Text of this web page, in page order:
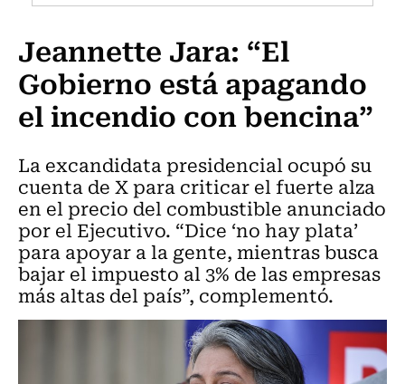
Programas Radio y TV Usach
Jeannette Jara: “El
Gobierno está apagando
el incendio con bencina”
La excandidata presidencial ocupó su
cuenta de X para criticar el fuerte alza
en el precio del combustible anunciado
por el Ejecutivo. “Dice ‘no hay plata’
para apoyar a la gente, mientras busca
bajar el impuesto al 3% de las empresas
más altas del país”, complementó.